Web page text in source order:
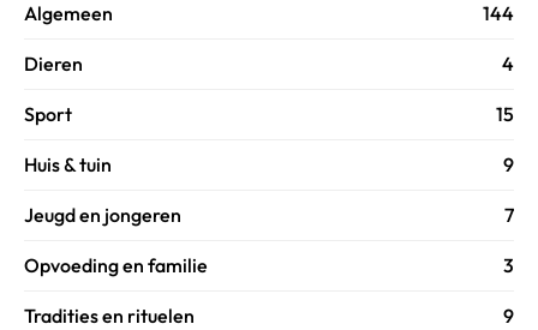
Algemeen 144
Dieren 4
Sport 15
Huis & tuin 9
Jeugd en jongeren 7
Opvoeding en familie 3
Tradities en rituelen 9